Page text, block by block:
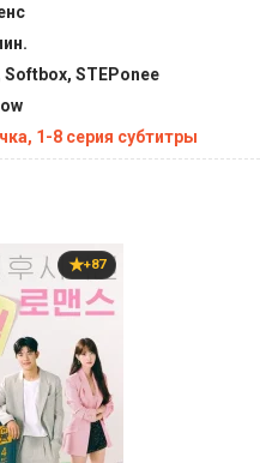
STEPonee
1-8 серия субтитры
+87